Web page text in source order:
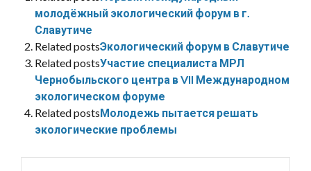
молодёжный экологический форум в г.
Славутиче
Related postsЭкологический форум в Славутиче
Related postsУчастие специалиста МРЛ
Чернобыльского центра в VII Международном
экологическом форуме
Related postsМолодежь пытается решать
экологические проблемы